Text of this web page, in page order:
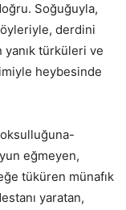
Soğuğuyla,
derdini
yanık türküleri ve
heybesinde
eğmeyen,
tüküren münafık
yaratan,